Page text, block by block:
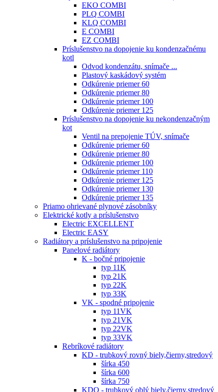
EKO COMBI
PLQ COMBI
KLQ COMBI
E COMBI
EZ COMBI
Príslušenstvo na dopojenie ku kondenzačnému
kotl
Odvod kondenzátu, snímače ...
Plastový kaskádový systém
Odkúrenie priemer 60
Odkúrenie priemer 80
Odkúrenie priemer 100
Odkúrenie priemer 125
Príslušenstvo na dopojenie ku nekondenzačným
kot
Ventil na prepojenie TÚV, snímače
Odkúrenie priemer 60
Odkúrenie priemer 80
Odkúrenie priemer 100
Odkúrenie priemer 110
Odkúrenie priemer 125
Odkúrenie priemer 130
Odkúrenie priemer 135
Priamo ohrievané plynové zásobníky
Elektrické kotly a príslušenstvo
Electric EXCELLENT
Electric EASY
Radiátory a príslušenstvo na pripojenie
Panelové radiátory
K - bočné pripojenie
typ 11K
typ 21K
typ 22K
typ 33K
VK - spodné pripojenie
typ 11VK
typ 21VK
typ 22VK
typ 33VK
Rebríkové radiátory
KD - trubkový rovný biely,čierny,stredový
šírka 450
šírka 600
šírka 750
KDO - trubkový oblý biely,čierny,stredový